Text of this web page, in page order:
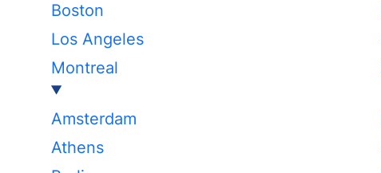
Boston
Los Angeles
Montreal
Amsterdam
Athens